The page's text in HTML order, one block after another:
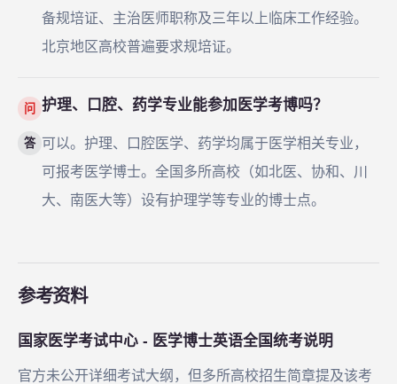
备规培证、主治医师职称及三年以上临床工作经验。
北京地区高校普遍要求规培证。
问 护理、口腔、药学专业能参加医学考博吗？
答 可以。护理、口腔医学、药学均属于医学相关专业，
可报考医学博士。全国多所高校（如北医、协和、川
大、南医大等）设有护理学等专业的博士点。
参考资料
国家医学考试中心 - 医学博士英语全国统考说明
官方未公开详细考试大纲，但多所高校招生简章提及该考